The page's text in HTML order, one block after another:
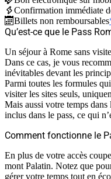
Confirmation immédiate
Billets non remboursables
Qu’est-ce que le Pass
Un séjour à Rome sans
Dans ce cas, je vous
inévitables devant les
Parmi toutes les formules
visiter les sites seuls,
Mais aussi votre temps
inclus dans le pass, ce qui
Comment fonctionne le
En plus de votre accès
mont Palatin. Notez que
gérer votre temps tout en